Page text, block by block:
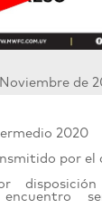
de
2020
por el
encuentro